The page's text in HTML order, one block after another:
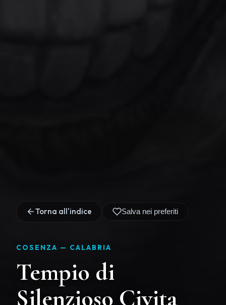
Torna all'indice Salva nei preferiti
COSENZA — CALABRIA
Tempio di
Silenzioso Civita